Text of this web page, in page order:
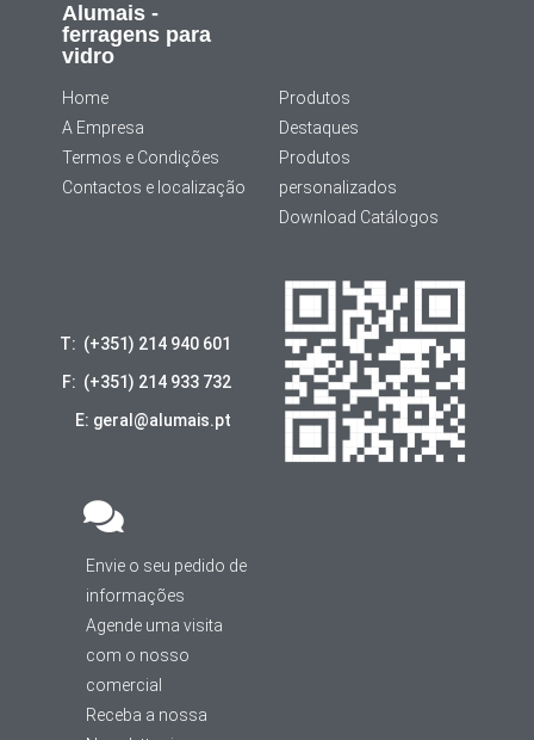
Alumais -
ferragens para
vidro
Home
A Empresa
Termos e Condições
Contactos e localização
Produtos
Destaques
Produtos
personalizados
Download Catálogos
T: (+351) 214 940 601
F: (+351) 214 933 732
E: geral@alumais.pt
Envie o seu pedido de
informações
Agende uma visita
com o nosso
comercial
Receba a nossa